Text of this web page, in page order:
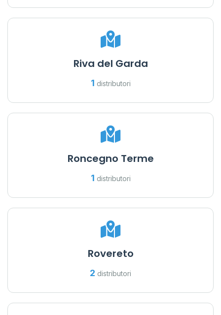
Riva del Garda
1 distributori
Roncegno Terme
1 distributori
Rovereto
2 distributori